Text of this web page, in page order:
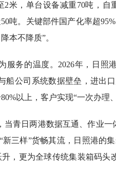
2米，单台设备减重70吨，自
吨。关键部件国产化率超
本不降质”。
服务的温度。2026年，日照
船公司系统数据壁垒，进出
以上，客户实现“一次办理
当青日两港数据互通、作业一
三样”货畅其流，日照港的
升，更为全球传统集装箱码头